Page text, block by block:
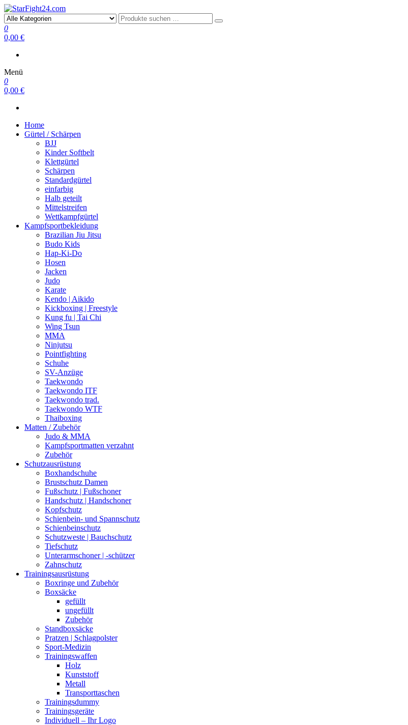
StarFight24.com
Kampfsportartikel
0
0,00 €
Menü
0
0,00 €
Home
Gürtel / Schärpen
BJJ
Kinder Softbelt
Klettgürtel
Schärpen
Standardgürtel
einfarbig
Halb geteilt
Mittelstreifen
Wettkampfgürtel
Kampfsportbekleidung
Brazilian Jiu Jitsu
Budo Kids
Hap-Ki-Do
Hosen
Jacken
Judo
Karate
Kendo | Aikido
Kickboxing | Freestyle
Kung fu | Tai Chi
Wing Tsun
MMA
Ninjutsu
Pointfighting
Schuhe
SV-Anzüge
Taekwondo
Taekwondo ITF
Taekwondo trad.
Taekwondo WTF
Thaiboxing
Matten / Zubehör
Judo & MMA
Kampfsportmatten verzahnt
Zubehör
Schutzausrüstung
Boxhandschuhe
Brustschutz Damen
Fußschutz | Fußschoner
Handschutz | Handschoner
Kopfschutz
Schienbein- und Spannschutz
Schienbeinschutz
Schutzweste | Bauchschutz
Tiefschutz
Unterarmschoner | -schützer
Zahnschutz
Trainingsausrüstung
Boxringe und Zubehör
Boxsäcke
gefüllt
ungefüllt
Zubehör
Standboxsäcke
Pratzen | Schlagpolster
Sport-Medizin
Trainingswaffen
Holz
Kunststoff
Metall
Transporttaschen
Trainingsdummy
Trainingsgeräte
Individuell – Ihr Logo